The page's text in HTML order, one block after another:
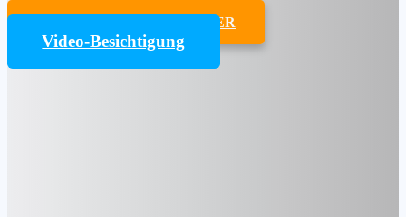
UMZUGSKOSTENRECHNER
Video-Besichtigung